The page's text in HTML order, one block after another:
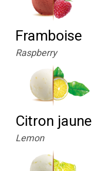
Framboise
Raspberry
Citron jaune
Lemon